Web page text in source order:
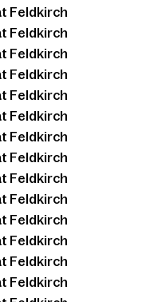
Feldkirch
Feldkirch
Feldkirch
Feldkirch
Feldkirch
Feldkirch
Feldkirch
Feldkirch
Feldkirch
Feldkirch
Feldkirch
Feldkirch
Feldkirch
Feldkirch